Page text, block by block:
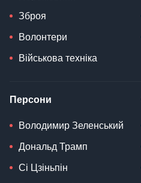
Зброя
Волонтери
Військова техніка
Персони
Володимир Зеленський
Дональд Трамп
Сі Цзіньпін